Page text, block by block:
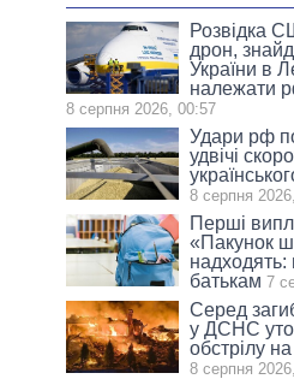
Розвідка
дрон,
України в
належати
8 серпня 2026, 00:57
Удари рф
удвічі
8 серпня
Перші
«Пакунок
надходять:
батькам 7
Серед
у ДСНС
обстрілу
8 серпня